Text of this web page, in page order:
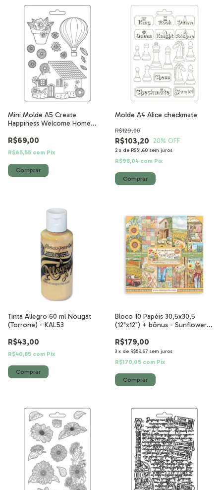
Mini Molde A5 Create
Happiness Welcome Home
R$69,00
R$65,55 com Pix
Molde A4 Alice checkmate
R$103,20
R$129,00
20% OFF
2 x de R$51,60 sem juros
R$98,04 com Pix
Tinta Allegro 60 ml Nougat
(Torrone) - KAL53
R$43,00
R$40,85 com Pix
Bloco 10 Papéis 30,5x30,5
(12"x12") + bônus - Sunflower
R$179,00
3 x de R$59,67 sem juros
R$170,05 com Pix